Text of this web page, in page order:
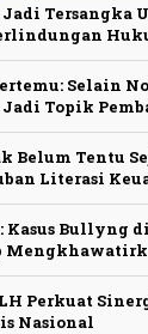
Tersangka
Selain
Topik
Belum Tentu
Literasi
Kasus Bullyng
Perkuat
Nasional